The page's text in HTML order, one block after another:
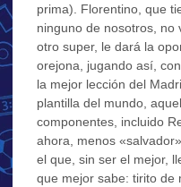
prima). Florentino, que
ninguno de nosotros, no
otro super, le dará la
orejona, jugando así,
la mejor lección del
plantilla del mundo,
componentes, incluido
ahora, menos
el que, sin ser el mejor,
que mejor sabe: tirito de